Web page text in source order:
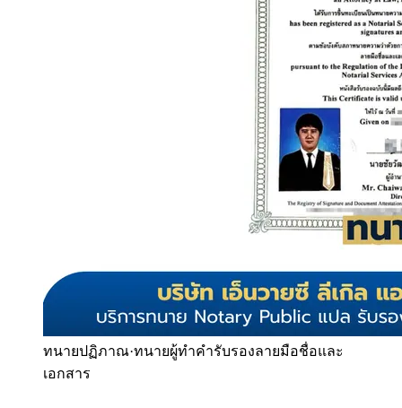
ทนายปฏิภาณ·ทนายผู้ทำคำรับรองลายมือชื่อและ
เอกสาร